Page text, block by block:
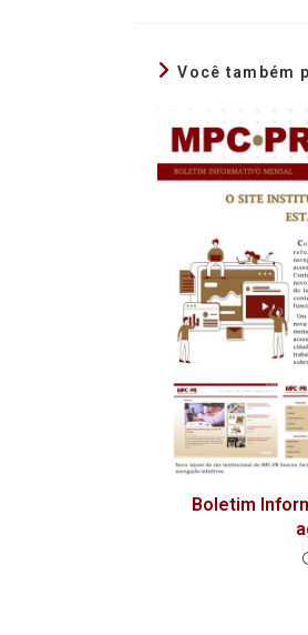
Você também
Boletim